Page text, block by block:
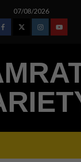
07/08/2026
FacebookTwitterInstagramYoutube